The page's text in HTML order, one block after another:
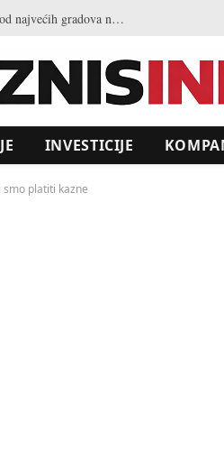
Ovo je 21 grad koji će prvi dobiti Lidl u BiH: Jedan od najvećih gradova nije na listi
INVESTICIJE
platiti kazne